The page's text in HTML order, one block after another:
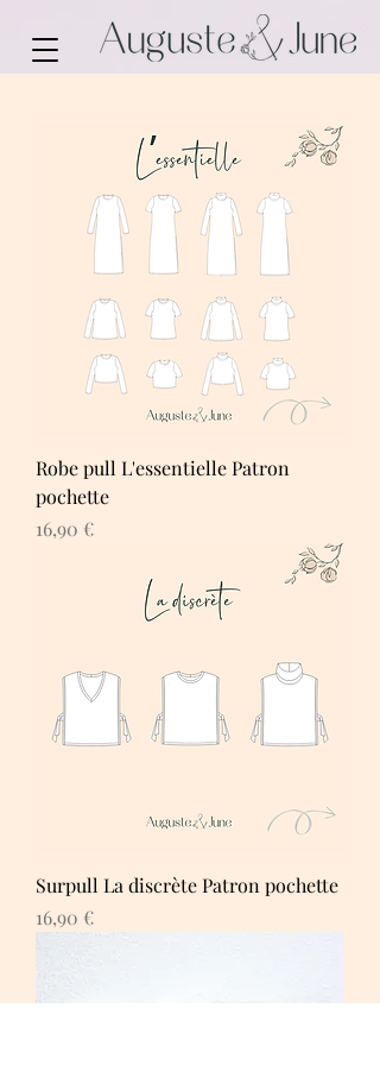
Robe pull L'essentielle Patron
pochette
Prix
16,90 €
Surpull La discrète Patron pochette
Prix
16,90 €